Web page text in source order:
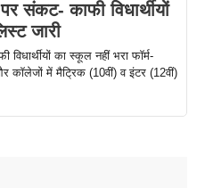
संकट- काफी विधार्थीयों
जारी
का स्कूल नहीं भरा फॉर्म-
कॉलेजों में मैट्रिक (10वीं) व इंटर (12वीं)